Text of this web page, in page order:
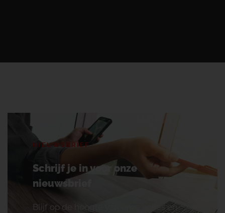
NIEUWSBRIEF
Schrijf je in voor onze
nieuwsbrief
Blijf op de hoogte van onze acties en